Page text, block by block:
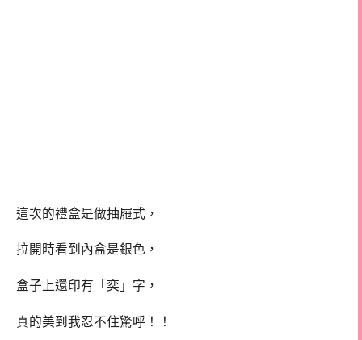
這次的禮盒是做抽屜式，
拉開時看到內盒是銀色，
盒子上還印有「奕」字，
真的美到我忍不住驚呼！！